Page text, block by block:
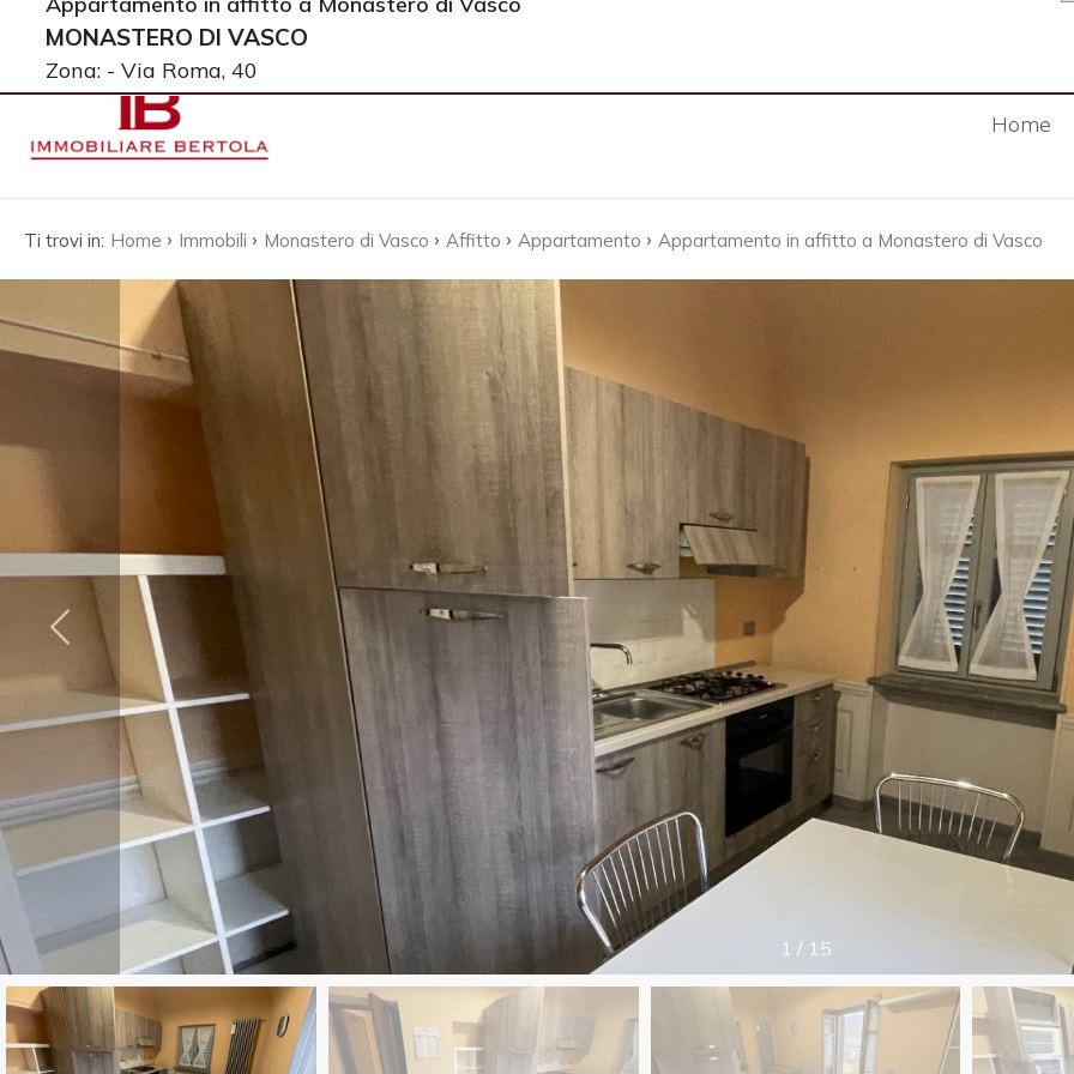
Tel: 3391497151 | Email: info@bertolaimmobiliare.it
Home
MONASTERO DI VASCO
Zona: - Via Roma, 40
Ti trovi in: Home › Immobili › Monastero di Vasco › Affitto › Appartamento › Appartamento in affitto a Monastero di Vasco
1 / 15
HOME
L'AGENZIA
SERVIZI
CONTATTI
Codice
Qualsiasi
Provincia
Comune
Tipologia
multiscelta
Qualsiasi
Residenziali